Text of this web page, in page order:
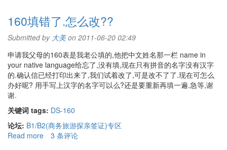
签
证
资
料
160填错了.怎么改??
Submitted by 大美on 2011-06-20 02:49
申请我父母的160表是我老公填的,他把中文姓名那一栏 name in
your native language给忘了,没有填,现在只有拼音的名字没有汉字
的.确认信已经打印出来了,我们试着改了,可是改不了了.现在可怎么
办好呢? 用手写上汉字的名字可以么?还是要重新再填一遍.急等,谢
谢.
关键词 tags: DS-160
论坛: B1/B2(商务旅游探亲签证)专区
Read more about
3 条评论